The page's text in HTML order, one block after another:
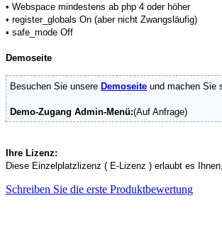
• Webspace mindestens ab php 4 oder höher
• register_globals On (aber nicht Zwangsläufig)
• safe_mode Off
Demoseite
Besuchen Sie unsere Demoseite und machen Sie
Demo-Zugang Admin-Menü:(Auf Anfrage)
Ihre Lizenz:
Diese Einzelplatzlizenz ( E-Lizenz ) erlaubt es
Schreiben Sie die erste Produktbewertung